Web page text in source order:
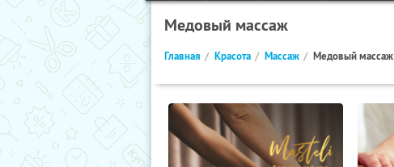
Медовый массаж
Главная Красота Массаж Медовый массаж